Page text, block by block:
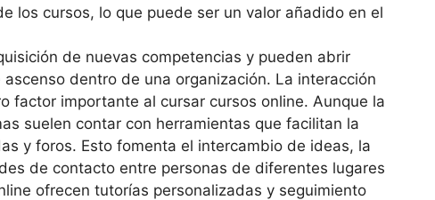
los cursos, lo que puede ser un valor añadido en el
de nuevas competencias y pueden abrir
dentro de una organización. La interacción
factor importante al cursar cursos online. Aunque la
suelen contar con herramientas que facilitan la
y foros. Esto fomenta el intercambio de ideas, la
de contacto entre personas de diferentes lugares
ofrecen tutorías personalizadas y seguimiento